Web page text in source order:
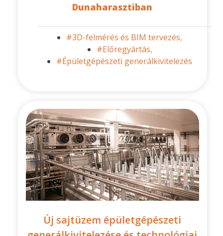
Dunaharasztiban
#3D-felmérés és BIM tervezés,
#Előregyártás,
#Épületgépészeti generálkivitelezés
Új sajtüzem épületgépészeti